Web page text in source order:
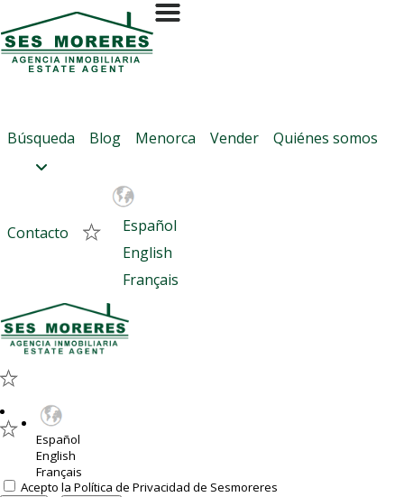
Contactar con Ses Moreres
Referencia:
Quiero más información sobre esta propiedad
Me gustaría programar una visita
Acepto la Política de Privacidad de Sesmoreres
Búsqueda Blog Menorca Vender Quiénes somos
Contacto
Español
English
Français
Español
English
Français